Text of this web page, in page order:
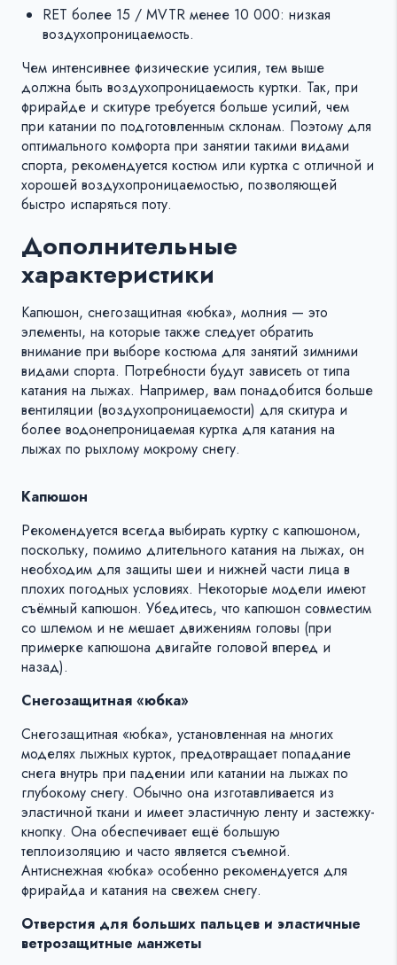
RET более 15 / MVTR менее 10 000: низкая
воздухопроницаемость.
Чем интенсивнее физические усилия, тем выше
должна быть воздухопроницаемость куртки. Так, при
фрирайде и скитуре требуется больше усилий, чем
при катании по подготовленным склонам. Поэтому для
оптимального комфорта при занятии такими видами
спорта, рекомендуется костюм или куртка с отличной и
хорошей воздухопроницаемостью, позволяющей
быстро испаряться поту.
Дополнительные
характеристики
Капюшон, снегозащитная «юбка», молния — это
элементы, на которые также следует обратить
внимание при выборе костюма для занятий зимними
видами спорта. Потребности будут зависеть от типа
катания на лыжах. Например, вам понадобится больше
вентиляции (воздухопроницаемости) для скитура и
более водонепроницаемая куртка для катания на
лыжах по рыхлому мокрому снегу.
Капюшон
Рекомендуется всегда выбирать куртку с капюшоном,
поскольку, помимо длительного катания на лыжах, он
необходим для защиты шеи и нижней части лица в
плохих погодных условиях. Некоторые модели имеют
съёмный капюшон. Убедитесь, что капюшон совместим
со шлемом и не мешает движениям головы (при
примерке капюшона двигайте головой вперед и
назад).
Снегозащитная «юбка»
Снегозащитная «юбка», установленная на многих
моделях лыжных курток, предотвращает попадание
снега внутрь при падении или катании на лыжах по
глубокому снегу. Обычно она изготавливается из
эластичной ткани и имеет эластичную ленту и застежку-
кнопку. Она обеспечивает ещё большую
теплоизоляцию и часто является съемной.
Антиснежная «юбка» особенно рекомендуется для
фрирайда и катания на свежем снегу.
Отверстия для больших пальцев и эластичные
ветрозащитные манжеты